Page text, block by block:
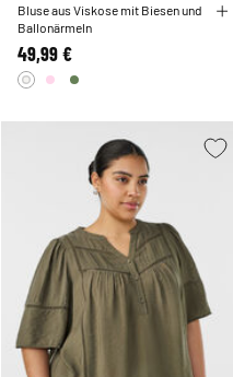
Bluse aus Viskose mit Biesen und
Ballonärmeln
49,99 €